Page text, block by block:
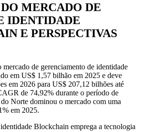
MERCADO DE
IDENTIDADE
​​E PERSPECTIVAS
de gerenciamento de identidade
em US$ 1,57 bilhão em 2025 e deve
em 2026 para US$ 207,12 bilhões até
de 74,92% durante o período de
Norte dominou o mercado com uma
em 2025.
Blockchain emprega a tecnologia